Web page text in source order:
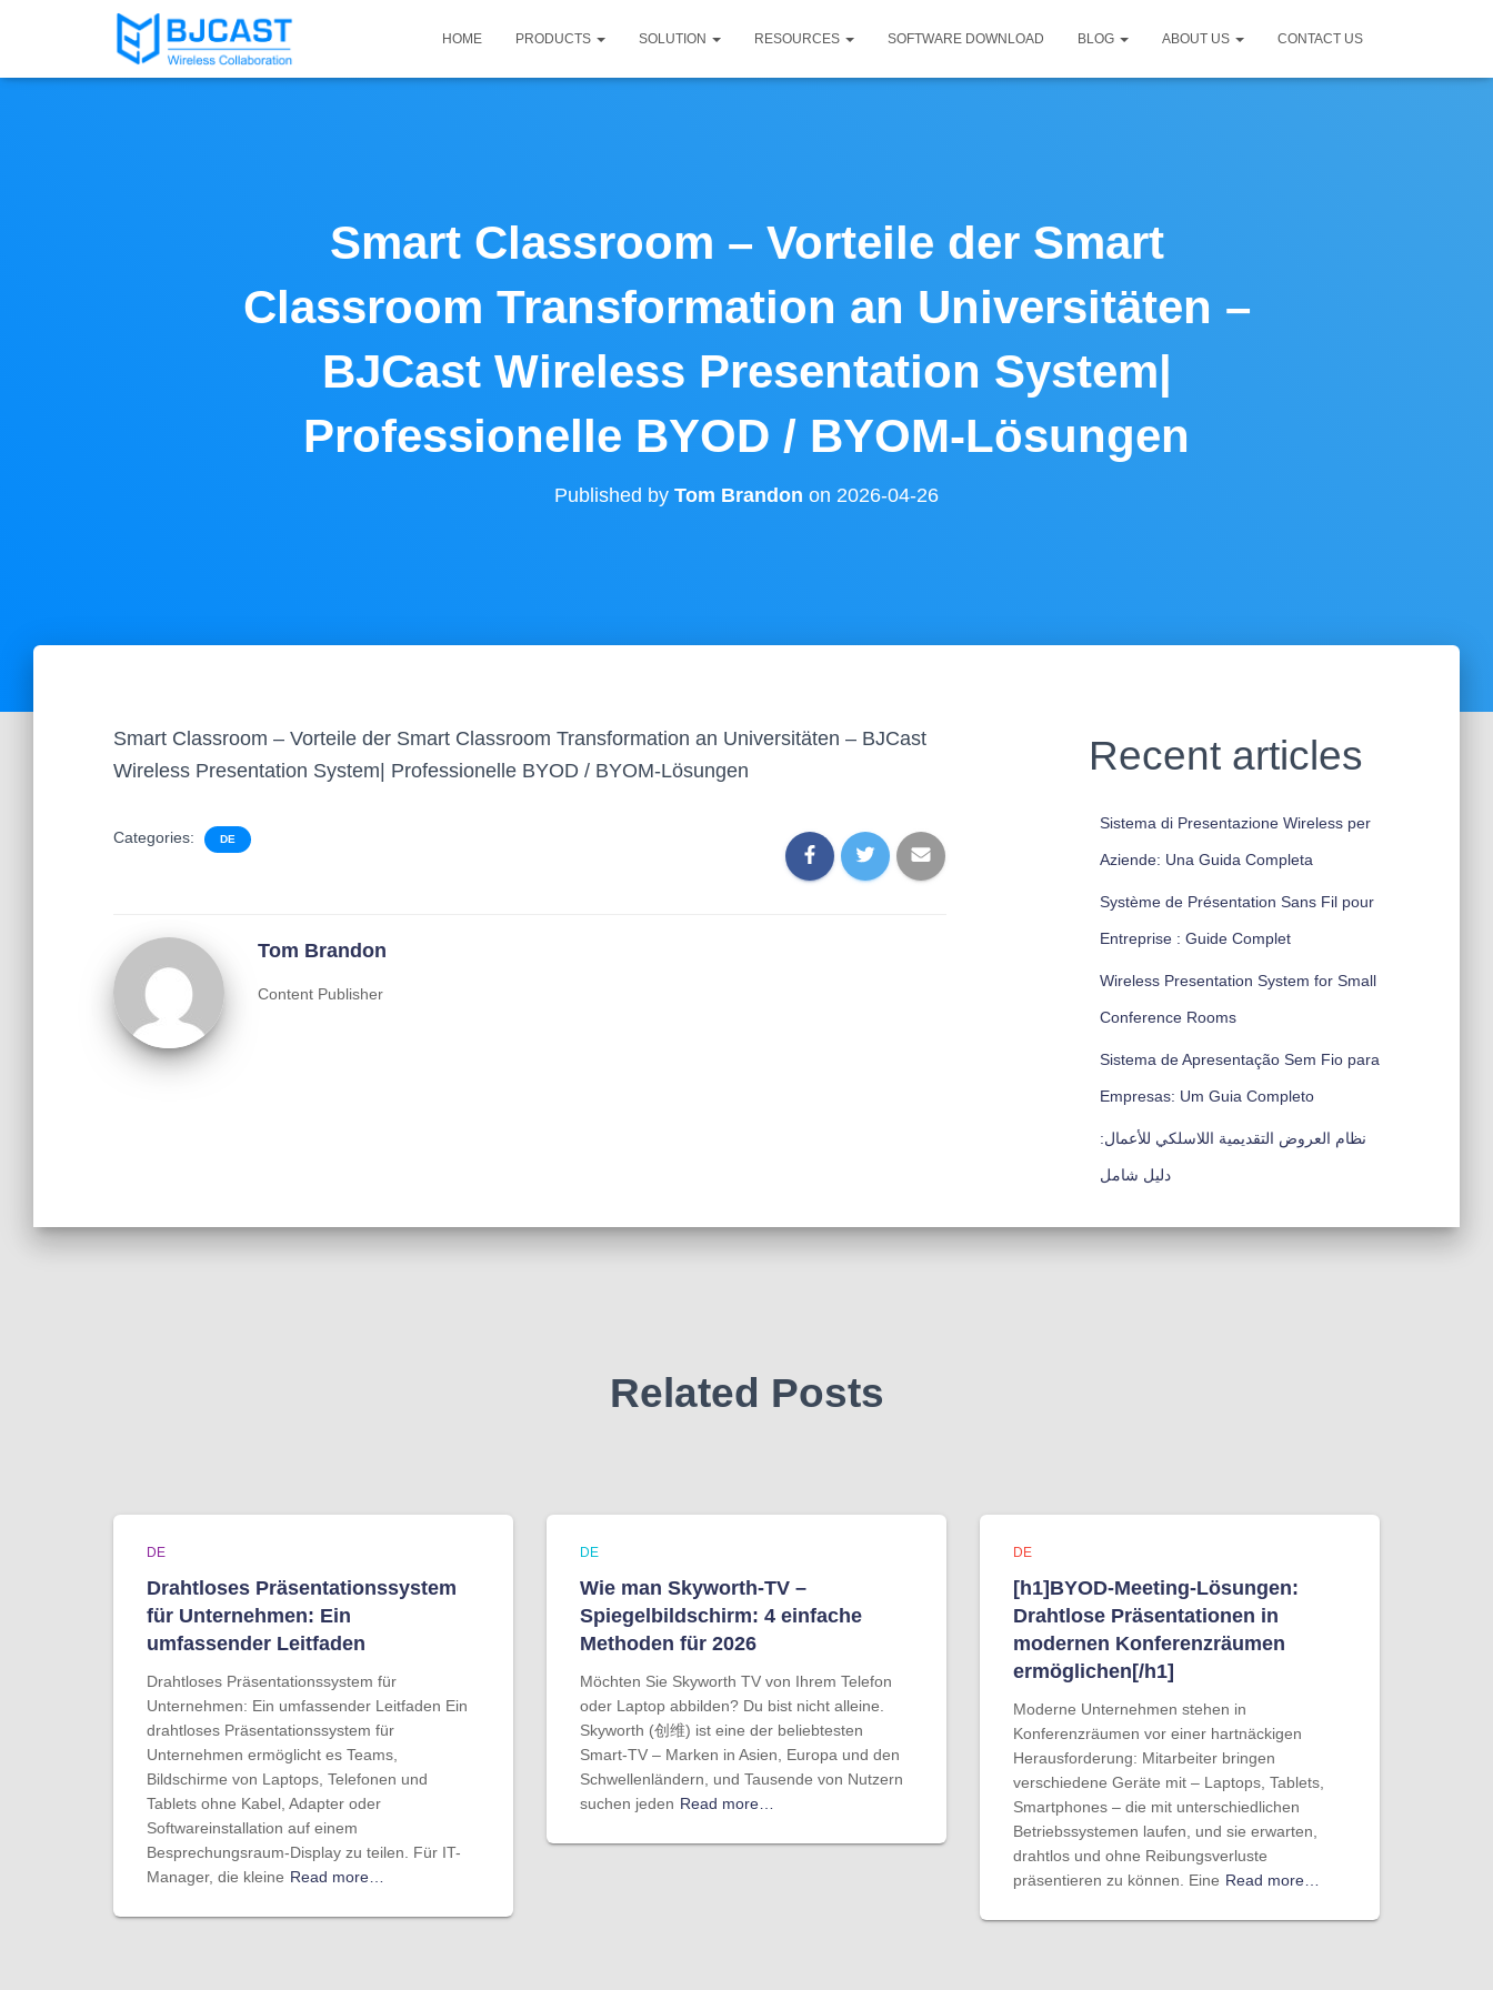
HOME PRODUCTS SOLUTION RESOURCES SOFTWARE DOWNLOAD BLOG ABOUT US CONTACT US
Smart Classroom – Vorteile der Smart
Classroom Transformation an Universitäten –
BJCast Wireless Presentation System|
Professionelle BYOD / BYOM-Lösungen
Published by Tom Brandon on 2026-04-26
Smart Classroom – Vorteile der Smart Classroom Transformation an Universitäten – BJCast
Wireless Presentation System| Professionelle BYOD / BYOM-Lösungen
Categories: DE
Tom Brandon
Content Publisher
Recent articles
Sistema di Presentazione Wireless per
Aziende: Una Guida Completa
Système de Présentation Sans Fil pour
Entreprise : Guide Complet
Wireless Presentation System for Small
Conference Rooms
Sistema de Apresentação Sem Fio para
Empresas: Um Guia Completo
نظام العروض التقديمية اللاسلكي للأعمال:
دليل شامل
Related Posts
DE
Drahtloses Präsentationssystem
für Unternehmen: Ein
umfassender Leitfaden
Drahtloses Präsentationssystem für
Unternehmen: Ein umfassender Leitfaden Ein
drahtloses Präsentationssystem für
Unternehmen ermöglicht es Teams,
Bildschirme von Laptops, Telefonen und
Tablets ohne Kabel, Adapter oder
Softwareinstallation auf einem
Besprechungsraum-Display zu teilen. Für IT-
Manager, die kleine Read more…
DE
Wie man Skyworth-TV –
Spiegelbildschirm: 4 einfache
Methoden für 2026
Möchten Sie Skyworth TV von Ihrem Telefon
oder Laptop abbilden? Du bist nicht alleine.
Skyworth (创维) ist eine der beliebtesten
Smart-TV – Marken in Asien, Europa und den
Schwellenländern, und Tausende von Nutzern
suchen jeden Read more…
DE
[h1]BYOD-Meeting-Lösungen:
Drahtlose Präsentationen in
modernen Konferenzräumen
ermöglichen[/h1]
Moderne Unternehmen stehen in
Konferenzräumen vor einer hartnäckigen
Herausforderung: Mitarbeiter bringen
verschiedene Geräte mit – Laptops, Tablets,
Smartphones – die mit unterschiedlichen
Betriebssystemen laufen, und sie erwarten,
drahtlos und ohne Reibungsverluste
präsentieren zu können. Eine Read more…